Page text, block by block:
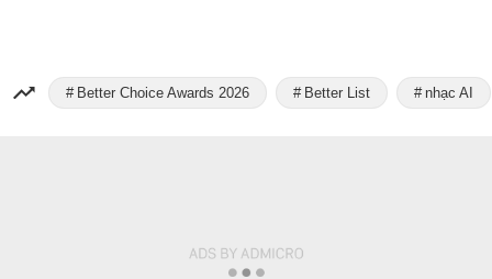
Better Choice Awards 2026 Better List nhạc AI